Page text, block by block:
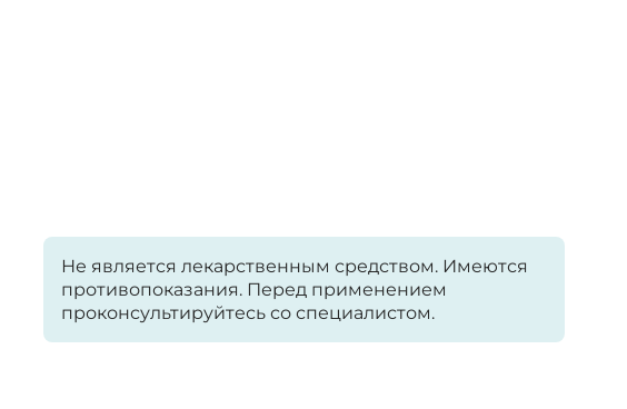
Не является лекарственным средством. Имеются
противопоказания. Перед применением
проконсультируйтесь со специалистом.